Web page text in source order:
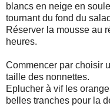
blancs en neige en
tournant du fond du
Réserver la mousse au
heures.
Commencer par choisir
taille des nonnettes.
Eplucher à vif les
belles tranches pour la